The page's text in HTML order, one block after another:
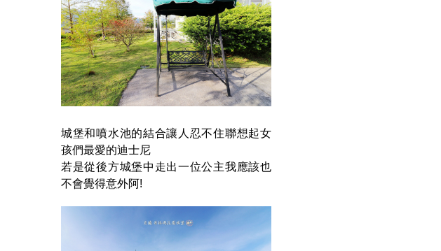
城堡和噴水池的結合讓人忍不住聯想起女
孩們最愛的迪士尼
若是從後方城堡中走出一位公主我應該也
不會覺得意外阿!